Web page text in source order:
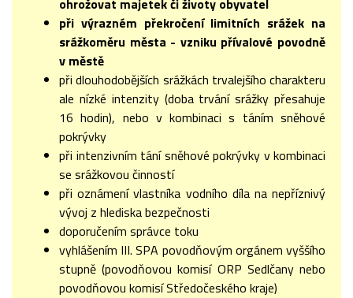
ohrožovat majetek či životy obyvatel
při výrazném překročení limitních srážek na
srážkoměru města - vzniku přívalové povodně
v městě
při dlouhodobějších srážkách trvalejšího charakteru
ale nízké intenzity (doba trvání srážky přesahuje
16 hodin), nebo v kombinaci s táním sněhové
pokrývky
při intenzivním tání sněhové pokrývky v kombinaci
se srážkovou činností
při oznámení vlastníka vodního díla na nepříznivý
vývoj z hlediska bezpečnosti
doporučením správce toku
vyhlášením III. SPA povodňovým orgánem vyššího
stupně (povodňovou komisí ORP Sedlčany nebo
povodňovou komisí Středočeského kraje)